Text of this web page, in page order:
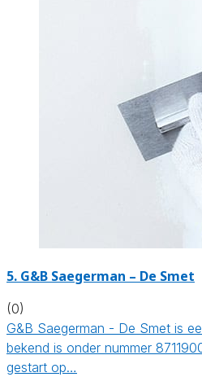
5. G&B Saegerman – De Smet
(0)
G&B Saegerman - De Smet is
bekend is onder nummer
gestart op…